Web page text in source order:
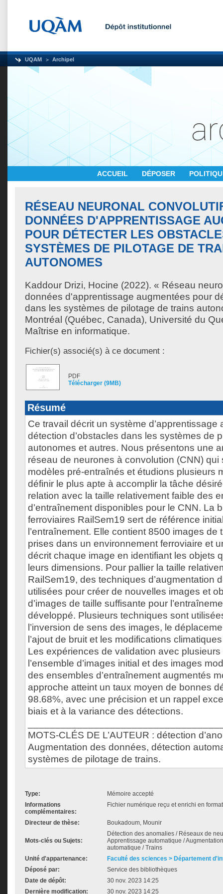
UQAM Archipel
ACCUEIL DÉPOSER
RÉSEAU NEURONAL
DONNÉES D'APPRENTISSAGE
POUR DÉTECTER LES
SYSTÈMES DE PILOTAGE DE
AUTONOMES
Kaddour Drizi, Hocine (2022). « Réseau
données d'apprentissage augmentées pour
dans les systèmes de pilotage de trains
Montréal (Québec, Canada), Université du
Maîtrise en informatique.
Fichier(s) associé(s) à ce document :
PDF
Télécharger (9MB)
Résumé
Ce travail décrit un système d’apprentissage
détection d’obstacles dans les systèmes de
autonomes et autres. Nous présentons une
réseau de neurones à convolution (CNN) qui
modèles pré-entraînés et étudions plusieurs
définir le plus apte à accomplir la tâche
relation avec la taille relativement faible des
d’entraînement disponibles pour le CNN. La
ferroviaires RailSem19 sert de référence
l’entraînement. Elle contient 8500 images de
prises dans un environnement ferroviaire et
décrit chaque image en identifiant les objets
leurs dimensions. Pour pallier la taille
RailSem19, des techniques d’augmentation
utilisées pour créer de nouvelles images et
d’images de taille suffisante pour
développé. Plusieurs techniques sont
l’inversion de sens des images, le
l’ajout de bruit et les modifications
Les expériences de validation avec
l’ensemble d’images initial et des images
des ensembles d’entraînement augmentés
approche atteint un taux moyen de bonnes
98.68%, avec une précision et un rappel
biais et à la variance des détections.
MOTS-CLÉS DE L’AUTEUR : détection
Augmentation des données, détection
systèmes de pilotage de trains.
Type:
Mémoire accepté
Informations
complémentaires:
Fichier numérique reçu et enrichi en
Directeur de thèse: Boukadoum, Mounir
Mots-clés ou Sujets:
Détection des anomalies / Réseaux de
Apprentissage automatique /
automatique / Trains
Unité d'appartenance:
Faculté des sciences > Département
Déposé par:
Service des bibliothèques
Date de dépôt:
30 nov. 2023 14:25
Dernière modification:
30 nov. 2023 14:25